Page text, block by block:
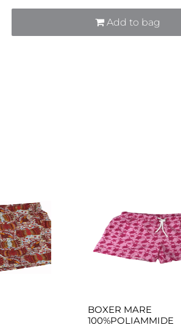
Add to bag
BOXER MARE
100%POLIAMMIDE